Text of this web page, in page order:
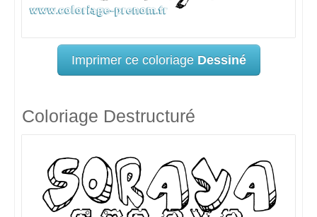
Imprimer ce coloriage Dessiné
Coloriage Destructuré